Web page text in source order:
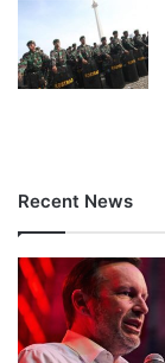
Recent News